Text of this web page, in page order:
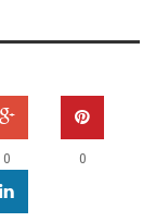
0 0